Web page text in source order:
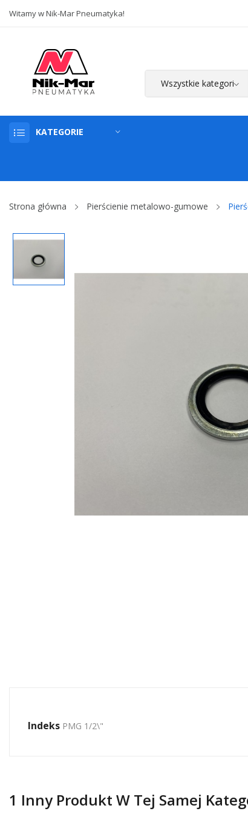
Witamy w Nik-Mar Pneumatyka!
KATEGORIE
Strona główna Pierścienie metalowo-gumowe
Indeks PMG 1/2\"
1 Inny Produkt W Tej Samej